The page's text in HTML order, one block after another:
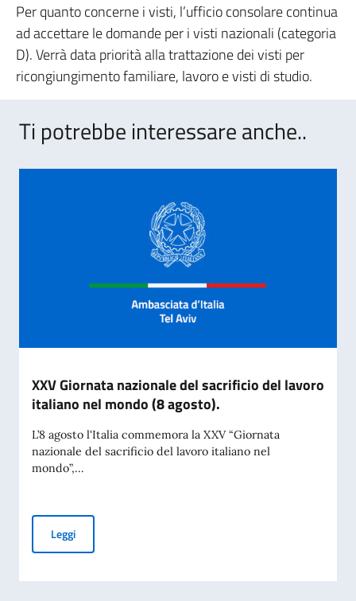
Per quanto concerne i visti, l’ufficio consolare continua
ad accettare le domande per i visti nazionali (categoria
D). Verrà data priorità alla trattazione dei visti per
ricongiungimento familiare, lavoro e visti di studio.
Ti potrebbe interessare anche..
XXV Giornata nazionale del sacrificio del lavoro
italiano nel mondo (8 agosto).
L’8 agosto l'Italia commemora la XXV “Giornata
nazionale del sacrificio del lavoro italiano nel
mondo”,...
LeggiXXV Giornata nazionale del sacrificio del lavoro italiano nel